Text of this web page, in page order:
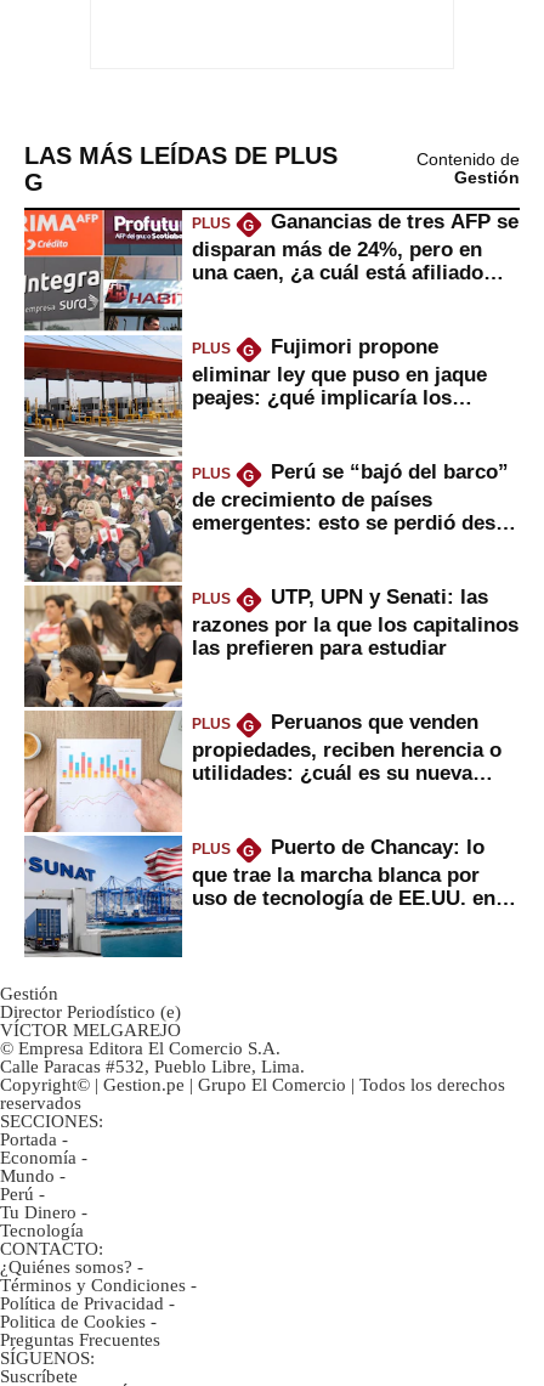
LAS MÁS LEÍDAS DE PLUS
G
Contenido de
Gestión
PLUS G
Ganancias de tres AFP se
disparan más de 24%, pero en
una caen, ¿a cuál está afiliado
PLUS G
Fujimori propone
eliminar ley que puso en jaque
peajes: ¿qué implicaría los
PLUS G
Perú se “bajó del barco”
de crecimiento de países
emergentes: esto se perdió desde
PLUS G
UTP, UPN y Senati: las
razones por la que los capitalinos
las prefieren para estudiar
PLUS G
Peruanos que venden
propiedades, reciben herencia o
utilidades: ¿cuál es su nueva
PLUS G
Puerto de Chancay: lo
que trae la marcha blanca por
uso de tecnología de EE.UU. en
Gestión
Director Periodístico (e)
VÍCTOR MELGAREJO
© Empresa Editora El Comercio S.A.
Calle Paracas #532, Pueblo Libre, Lima.
Copyright© | Gestion.pe | Grupo El Comercio | Todos los derechos
reservados
SECCIONES:
Portada -
Economía -
Mundo -
Perú -
Tu Dinero -
Tecnología
CONTACTO:
¿Quiénes somos? -
Términos y Condiciones -
Política de Privacidad -
Politica de Cookies -
Preguntas Frecuentes
SÍGUENOS:
Suscríbete